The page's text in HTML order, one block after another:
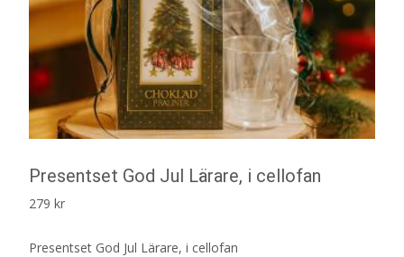
Presentset God Jul Lärare, i cellofan
279 kr
Presentset God Jul Lärare, i cellofan